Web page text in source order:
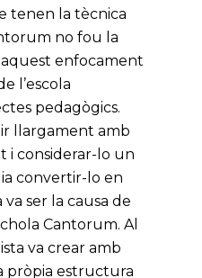
tenen la tècnica
no fou la
enfocament
l’escola
pedagògics.
llargament amb
i considerar-lo un
convertir-lo en
va ser la causa de
Cantorum. Al
va crear amb
pròpia estructura